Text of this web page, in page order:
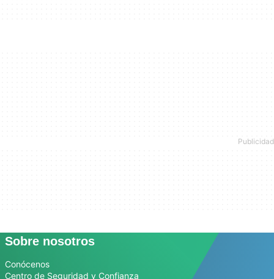
Sobre nosotros
Conócenos
Centro de Seguridad y Confianza